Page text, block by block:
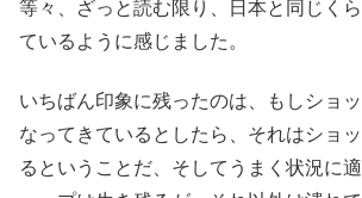
等々、ざっと読む限り、日本と同じく
ているように感じました。
いちばん印象に残ったのは、もしショ
なってきているとしたら、それはショ
るということだ、そしてうまく状況に